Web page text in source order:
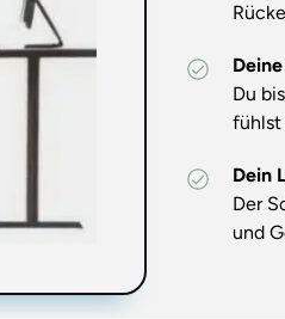
Du
fühlst
Dein
Der
und